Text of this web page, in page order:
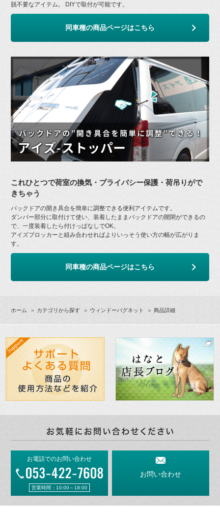
脱不要なアイテム。 DIYで取付が可能です。
同車種の商品ページはこちら
これひとつで荷室の換気・プライバシー保護・荷吊りがで
きちゃう
バックドアの開き具合を簡単に調整できる便利アイテムです。
ダンパー部分に取付けて使い、装着したままバックドアの開閉ができるの
で、一度装着したら付けっぱなしでOK。
アイズブロッカーと組み合わせればよりいっそう使い方の幅が広がりま
す。
同車種の商品ページはこちら
ホーム ＞ カテゴリから探す ＞ ウィンドーバグネット ＞ 商品詳細
お電話でのお問い合わせ
営業時間：10:00～18:00
お問い合わせ